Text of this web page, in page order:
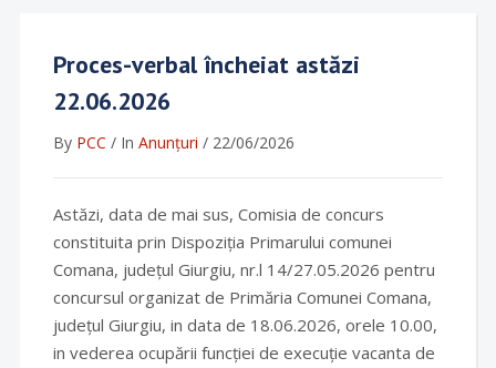
Proces-verbal încheiat astăzi
22.06.2026
By PCC / In Anunțuri / 22/06/2026
Astăzi, data de mai sus, Comisia de concurs
constituita prin Dispoziția Primarului comunei
Comana, județul Giurgiu, nr.l 14/27.05.2026 pentru
concursul organizat de Primăria Comunei Comana,
județul Giurgiu, in data de 18.06.2026, orele 10.00,
in vederea ocupării funcției de execuție vacanta de